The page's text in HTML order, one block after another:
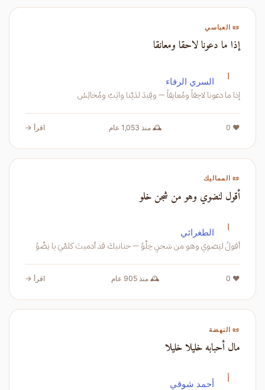
📜 العباسي
إذا ما دعونا لاحقا ومعانقا
ا السري الرفاء
إذا ما دعونا لاحِقاً ومُعانِقاً — وقِيدَ لدَيْنا واثِبٌ ومُخالِسُ
❤️ 0 🕰️ منذ 1,053 عام اقرأ →
📜 المماليك
أقول لنضوي وهو من شجن خلو
ا الطغرائي
أقولُ لنِضوي وهو من شجنٍ خِلْوُ — حنانيكَ قد أدميتَ كلمْيَ يا نِضْوُ
❤️ 0 🕰️ منذ 905 عام اقرأ →
📜 النهضة
مال أحبابه خليلا خليلا
أ أحمد شوقي